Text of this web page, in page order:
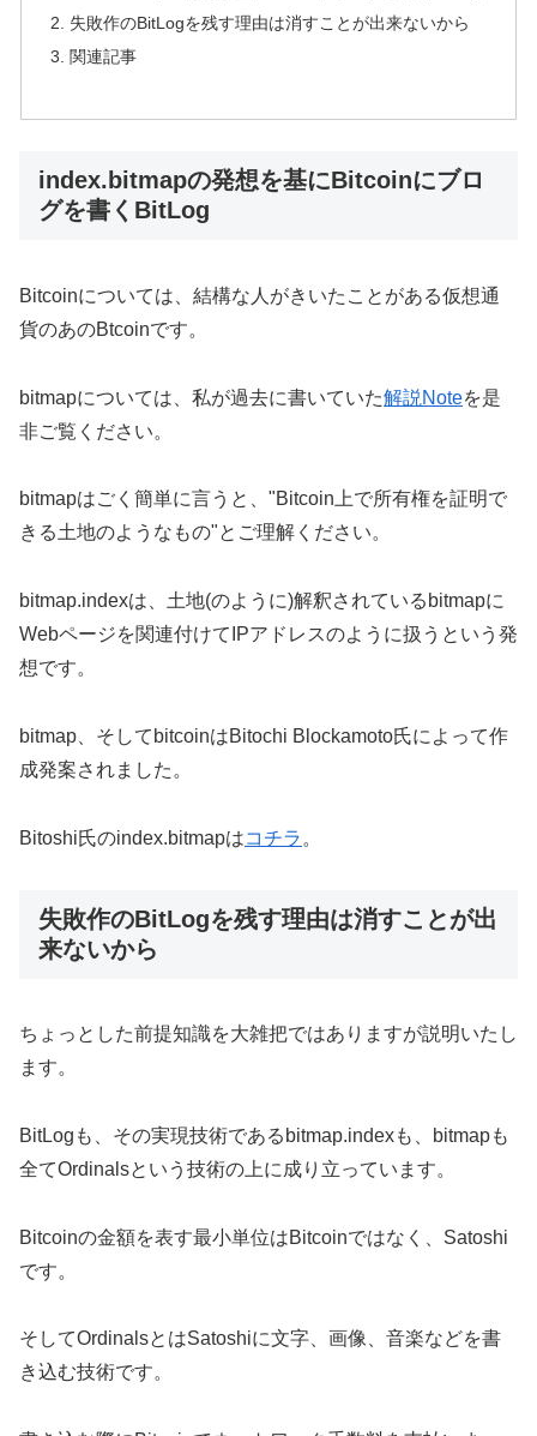
失敗作のBitLogを残す理由は消すことが出来ないから
関連記事
index.bitmapの発想を基にBitcoinにブロ
グを書くBitLog
Bitcoinについては、結構な人がきいたことがある仮想通
貨のあのBtcoinです。
bitmapについては、私が過去に書いていた解説Noteを是
非ご覧ください。
bitmapはごく簡単に言うと、"Bitcoin上で所有権を証明で
きる土地のようなもの"とご理解ください。
bitmap.indexは、土地(のように)解釈されているbitmapに
Webページを関連付けてIPアドレスのように扱うという発
想です。
bitmap、そしてbitcoinはBitochi Blockamoto氏によって作
成発案されました。
Bitoshi氏のindex.bitmapはコチラ 。
失敗作のBitLogを残す理由は消すことが出
来ないから
ちょっとした前提知識を大雑把ではありますが説明いたし
ます。
BitLogも、その実現技術であるbitmap.indexも、bitmapも
全てOrdinalsという技術の上に成り立っています。
Bitcoinの金額を表す最小単位はBitcoinではなく、Satoshi
です。
そしてOrdinalsとはSatoshiに文字、画像、音楽などを書
き込む技術です。